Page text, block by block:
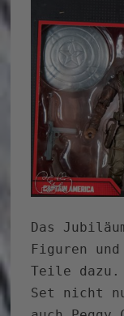
Das
Figuren
Teile dazu.
Set nicht